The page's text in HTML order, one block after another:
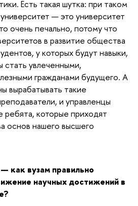
Есть такая шутка: при таком
— это университет
очень печально, потому что
в развитие общества
у которых будут навыки,
увлеченными,
гражданами будущего. А
вырабатывать такие
и управленцы
ребята, которые приходят
основ нашего высшего
как вузам правильно
научных достижений в